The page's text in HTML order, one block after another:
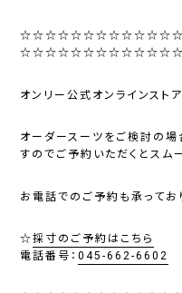
オンリー公式オンラインスト
オーダースーツをご検討の
すのでご予約いただくとスム
お電話でのご予約も承ってお
☆採寸のご予約はこちら
電話番号：045-662-6602